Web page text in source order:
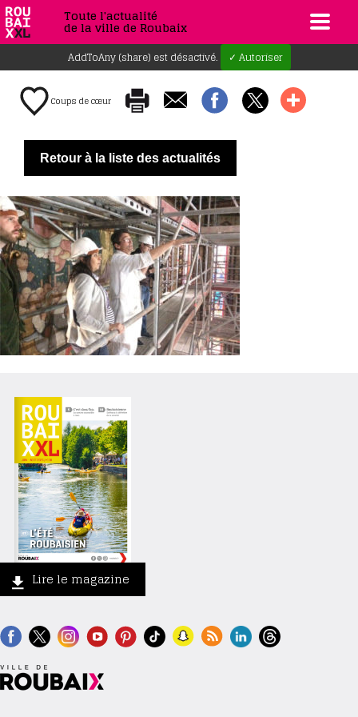
Toute l'actualité
de la ville de Roubaix
AddToAny (share) est désactivé. ✓ Autoriser
Coups de cœur
Retour à la liste des actualités
Lire le magazine